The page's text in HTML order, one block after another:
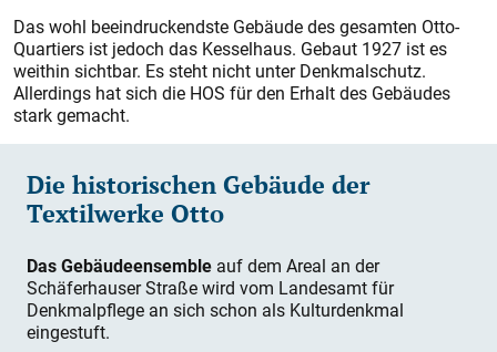
Das wohl beeindruckendste Gebäude des gesamten Otto-
Quartiers ist jedoch das Kesselhaus. Gebaut 1927 ist es
weithin sichtbar. Es steht nicht unter Denkmalschutz.
Allerdings hat sich die HOS für den Erhalt des Gebäudes
stark gemacht.
Die historischen Gebäude der
Textilwerke Otto
Das Gebäudeensemble auf dem Areal an der
Schäferhauser Straße wird vom Landesamt für
Denkmalpflege an sich schon als Kulturdenkmal
eingestuft.